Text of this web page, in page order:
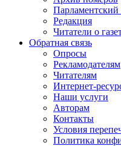
Парламентский
Редакция
Читатели о
Обратная связь
Опросы
Рекламодателям
Читателям
Интернет-
Наши услуги
Авторам
Контакты
Условия
Политика